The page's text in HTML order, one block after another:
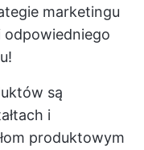
marketingu
są
i
produktowym